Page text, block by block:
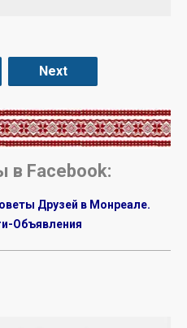
Next
в Facebook:
Друзей в Монреале.
Объявления